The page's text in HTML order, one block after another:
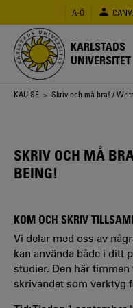
huvudinnehåll
A-Ö
KARLSTADS
UNIVERSITET
Länkstig
KAU.SE > Skriv och må bra! /
SKRIV OCH MÅ
BEING!
KOM OCH SKRIV
Vi delar med oss av
kan använda både i ditt
studier. Den här
skrivandet som verktyg